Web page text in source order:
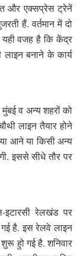
और एक्सप्रेस ट्रेनें
हैं. वर्तमान में दो
यही वजह है कि केंद्र
लाइन बनाने के कार्य
व अन्य शहरों को
लाइन तैयार होने
आने या किसी अन्य
इससे सीधे तौर पर
रेलखंड पर
गई है. इस रेलवे लाइन
हुो गई है. शनिवार